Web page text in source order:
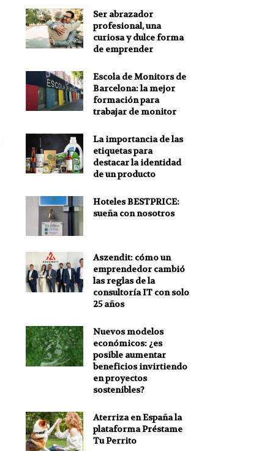
Ser abrazador
profesional, una
curiosa y dulce forma
de emprender
Escola de Monitors de
Barcelona: la mejor
formación para
trabajar de monitor
La importancia de las
etiquetas para
destacar la identidad
de un producto
Hoteles BESTPRICE:
sueña con nosotros
Aszendit: cómo un
emprendedor cambió
las reglas de la
consultoría IT con solo
25 años
Nuevos modelos
económicos: ¿es
posible aumentar
beneficios invirtiendo
en proyectos
sostenibles?
Aterriza en España la
plataforma Préstame
Tu Perrito